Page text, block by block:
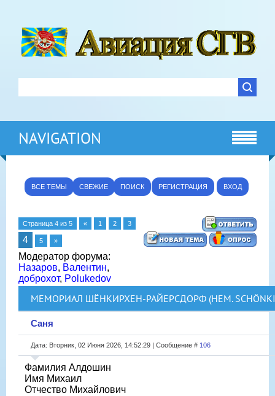
NAVIGATION
ВСЕ ТЕМЫ СВЕЖИЕ ПОИСК РЕГИСТРАЦИЯ ВХОД
Страница 4 из 5 « 1 2 3
4 5 »
Модератор форума:
Назаров, Валентин,
доброхот, Polukedov
МЕМОРИАЛ ШЁНКИРХЕН-РАЙЕРСДОРФ (НЕМ.
Саня
Дата: Вторник, 02 Июня 2026, 14:52:29 | Сообщение # 106
Фамилия Алдошин
Имя Михаил
Отчество Михайлович